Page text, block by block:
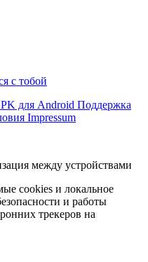
с тобой
для Android Поддержка
Impressum
между устройствами
cookies и локальное
и работы
трекеров на